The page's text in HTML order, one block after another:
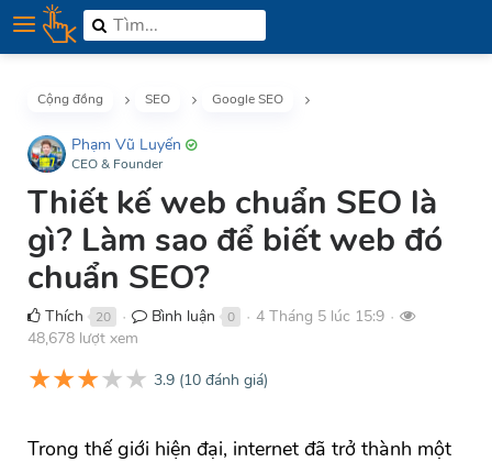
Cộng đồng SEO Google SEO
Phạm Vũ Luyến
CEO & Founder
Thiết kế web chuẩn SEO là
gì? Làm sao để biết web đó
chuẩn SEO?
Thích 20 ● Bình luận 0 ● 4 Tháng 5 lúc 15:9 ●
48,678 lượt xem
★★★★★ 3.9 (10 đánh giá)
Trong thế giới hiện đại, internet đã trở thành một